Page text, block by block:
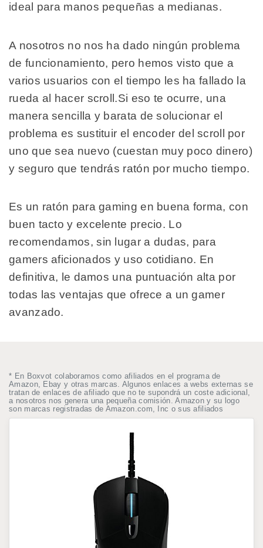
ideal para manos pequeñas a medianas.
A nosotros no nos ha dado ningún problema
de funcionamiento, pero hemos visto que a
varios usuarios con el tiempo les ha fallado la
rueda al hacer scroll.Si eso te ocurre, una
manera sencilla y barata de solucionar el
problema es sustituir el encoder del scroll por
uno que sea nuevo (cuestan muy poco dinero)
y seguro que tendrás ratón por mucho tiempo.
Es un ratón para gaming en buena forma, con
buen tacto y excelente precio. Lo
recomendamos, sin lugar a dudas, para
gamers aficionados y uso cotidiano. En
definitiva, le damos una puntuación alta por
todas las ventajas que ofrece a un gamer
avanzado.
* En Boxvot colaboramos como afiliados en el programa de
Amazon, Ebay y otras marcas. Algunos enlaces a webs externas se
tratan de enlaces de afiliado que no te supondrá un coste adicional,
a nosotros nos genera una pequeña comisión. Amazon y su logo
son marcas registradas de Amazon.com, Inc o sus afiliados